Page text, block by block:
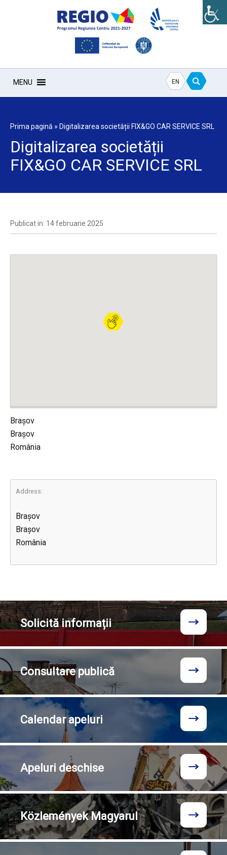
MENU EN
Prima pagină » Digitalizarea societății FIX&GO CAR SERVICE SRL
Digitalizarea societății
FIX&GO CAR SERVICE SRL
Publicat in: 14 februarie 2025
Brașov
Brașov
România
Address:
Brașov
Brașov
România
Solicităinformații
Consultarepublică
Calendarapeluri
Apeluri deschise
KözleményekMagyarul